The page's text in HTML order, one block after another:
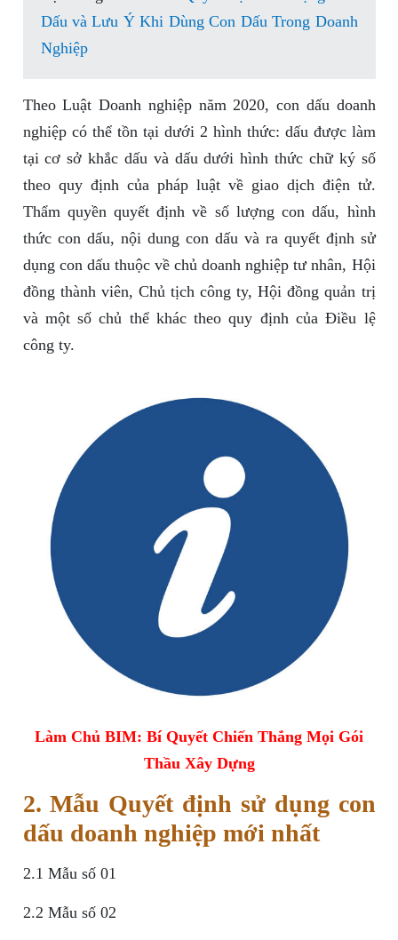
Dấu và Lưu Ý Khi Dùng Con Dấu Trong Doanh
Nghiệp
Theo Luật Doanh nghiệp năm 2020, con dấu doanh
nghiệp có thể tồn tại dưới 2 hình thức: dấu được làm
tại cơ sở khắc dấu và dấu dưới hình thức chữ ký số
theo quy định của pháp luật về giao dịch điện tử.
Thẩm quyền quyết định về số lượng con dấu, hình
thức con dấu, nội dung con dấu và ra quyết định sử
dụng con dấu thuộc về chủ doanh nghiệp tư nhân, Hội
đồng thành viên, Chủ tịch công ty, Hội đồng quản trị
và một số chủ thể khác theo quy định của Điều lệ
công ty.
Làm Chủ BIM: Bí Quyết Chiến Thắng Mọi Gói
Thầu Xây Dựng
2. Mẫu Quyết định sử dụng con
dấu doanh nghiệp mới nhất
2.1 Mẫu số 01
2.2 Mẫu số 02